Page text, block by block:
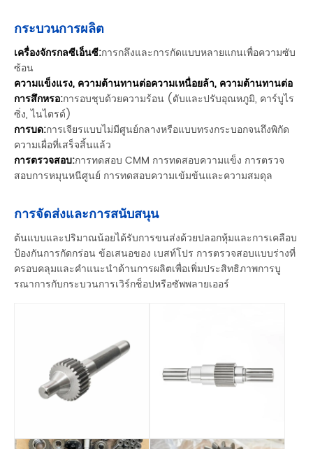
กระบวนการผลิต
เครื่องจักรกลซีเอ็นซี:การกลึงและการกัดแบบหลายแกนเพื่อความซับ
ซ้อน
ความแข็งแรง, ความต้านทานต่อความเหนื่อยล้า, ความต้านทานต่อ
การสึกหรอ:การอบชุบด้วยความร้อน (ดับและปรับอุณหภูมิ, คาร์บูไร
ซิ่ง, ไนไตรด์)
การบด:การเจียรแบบไม่มีศูนย์กลางหรือแบบทรงกระบอกจนถึงพิกัด
ความเผื่อที่เสร็จสิ้นแล้ว
การตรวจสอบ:การทดสอบ CMM การทดสอบความแข็ง การตรวจ
สอบการหมุนหนีศูนย์ การทดสอบความเข้มข้นและความสมดุล
การจัดส่งและการสนับสนุน
ต้นแบบและปริมาณน้อยได้รับการขนส่งด้วยปลอกหุ้มและการเคลือบ
ป้องกันการกัดกร่อน ข้อเสนอของ เบสท์โปร การตรวจสอบแบบร่างที่
ครอบคลุมและคำแนะนำด้านการผลิตเพื่อเพิ่มประสิทธิภาพการบู
รณาการกับกระบวนการเวิร์กช็อปหรือซัพพลายเออร์